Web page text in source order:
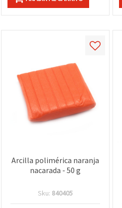
Arcilla polimérica naranja
nacarada - 50 g
Sku: 840405